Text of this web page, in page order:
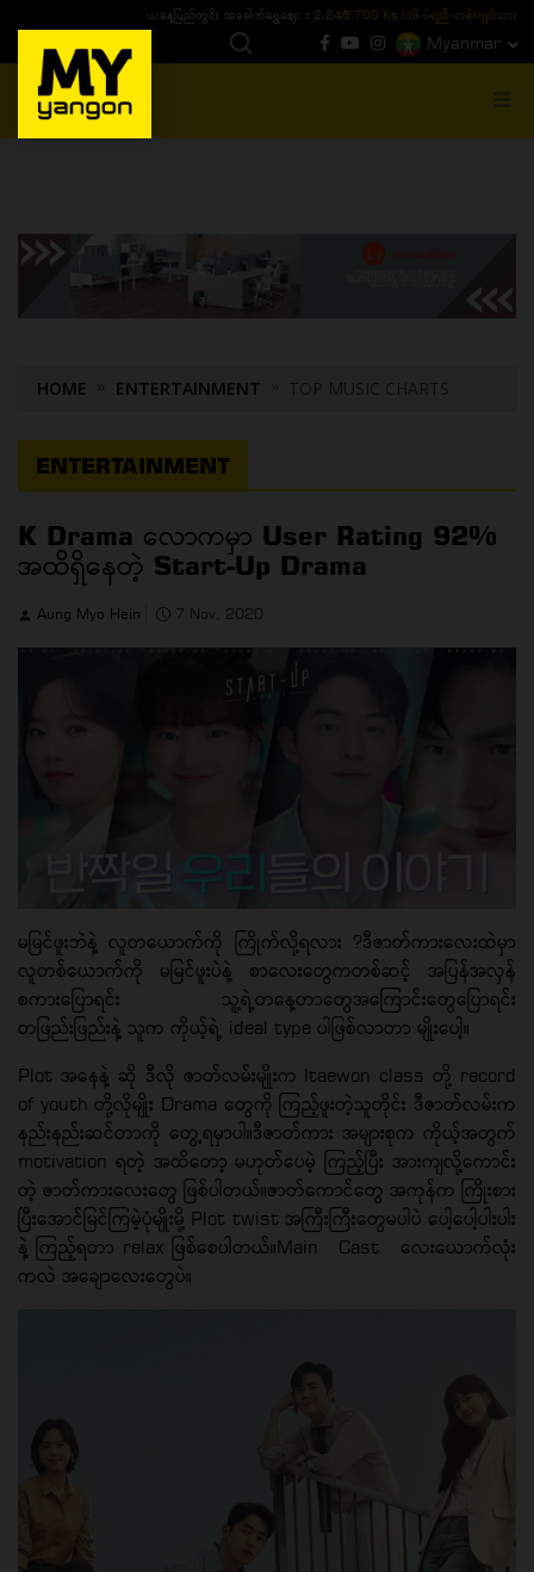
ယနေ့ပြည်တွင်း ၁၅ ပဲရည်ရွှေဈေး :3,770,000 - ပြင်ပပေါက်စျေး (၁၆ ပဲရည် တစ်ကျပ်
Myanmar
MENU
HOME ENTERTAINMENT TOP MUSIC CHARTS
ENTERTAINMENT
K Drama လောကမှာ User Rating 92%
အထိရှိနေတဲ့ Start-Up Drama
Aung Myo Hein 7 Nov, 2020
မမြင်ဖူးဘဲနဲ့ လူတယောက်ကို ကြိုက်လို့ရလား ?ဒီဇာတ်ကားလေးထဲမှာ
လူတစ်ယောက်ကို မမြင်ဖူးပဲနဲ့ စာ‌‌လေးတွေကတစ်ဆင့် အပြန်အလှန်
စကားပြောရင်း သူ့ရဲ့တနေ့တာတွေအကြောင်းတွေပြောရင်း
တဖြည်းဖြည်းနဲ့ သူက ကိုယ့်ရဲ့ ideal type ပါဖြစ်လာတာ မျိုးပေါ့။
Plot အနေနဲ့ ဆို ဒီလို ဇာတ်လမ်းမျိုးက Itaewon class တို့ record
of youth တို့လိုမျိုး Drama တွေကို ကြည့်ဖူးတဲ့သူတိုင်း ဒီဇာတ်လမ်းက
နည်းနည်းဆင်တာကို တွေ့ရမှာပါ။ဒီဇာတ်ကား အများစုက ကိုယ့်အတွက်
motivation ရတဲ့ အထိတော့ မဟုတ်ပေမဲ့ ကြည့်ပြီး အားကျလို့ကောင်း
တဲ့ ဇာတ်ကားလေးတွေ ဖြစ်ပါတယ်။ဇာတ်ကောင်တွေ အကုန်က ကြိုးစား
ပြီးအောင်မြင်ကြမဲ့ပုံမျိုးမို့ Plot twist အကြီးကြီးတွေမပါပဲ ပေါ့ပေါ့ပါးပါး
နဲ့ ကြည့်ရတာ relax ဖြစ်စေပါတယ်။Main Cast လေးယောက်လုံး
ကလဲ အချောလေးတွေပဲ။